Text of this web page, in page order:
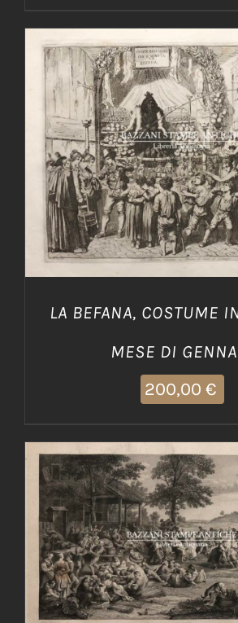
AGGIUNGI AL CARRELLO /
LA BEFANA, COSTUME
MESE DI
200,00 €
AGGIUNGI AL CARRELLO /